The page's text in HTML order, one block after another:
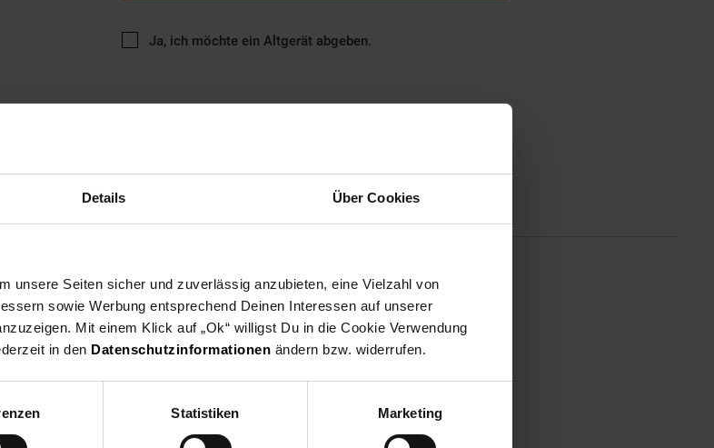
Details Über Cookies
unsere Seiten sicher und zuverlässig anzubieten, eine Vielzahl von
sowie Werbung entsprechend Deinen Interessen auf unserer
Mit einem Klick auf „Ok“ willigst Du in die Cookie Verwendung
in den Datenschutzinformationen ändern bzw. widerrufen.
Statistiken Marketing
Ja, ich möchte ein Altgerät abgeben.
eine herausragende Leistung für ein reibungsloses Interneterlebnis. Mit WiFi-
Mbit/s im 5-GHz-Band und 574 Mbit/s im 2,4-GHz-Band, ermöglicht dieser
ohne lästige Pufferzeiten.